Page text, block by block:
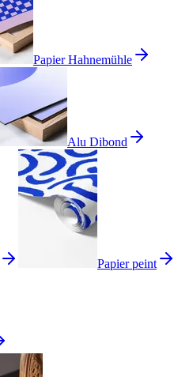
Papier Hahnemühle
Alu Dibond
Papier peint